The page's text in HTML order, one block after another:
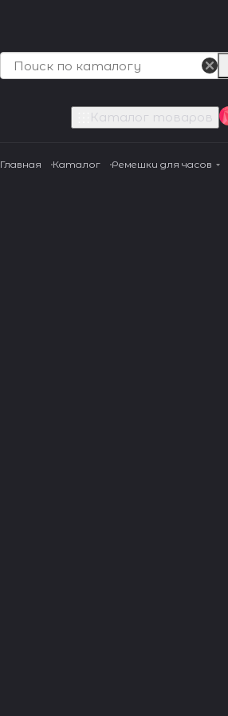
Каталог товаров
Главная Каталог Ремешки для часов